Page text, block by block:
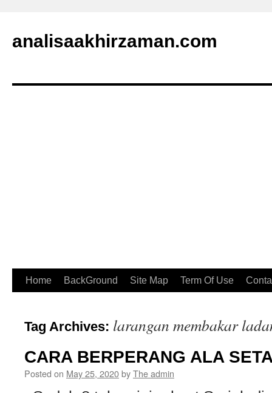
analisaakhirzaman.com
Home BackGround Site Map Term Of Use
Tag Archives: larangan membakar
CARA BERPERANG ALA
Posted on May 25, 2020byThe admin